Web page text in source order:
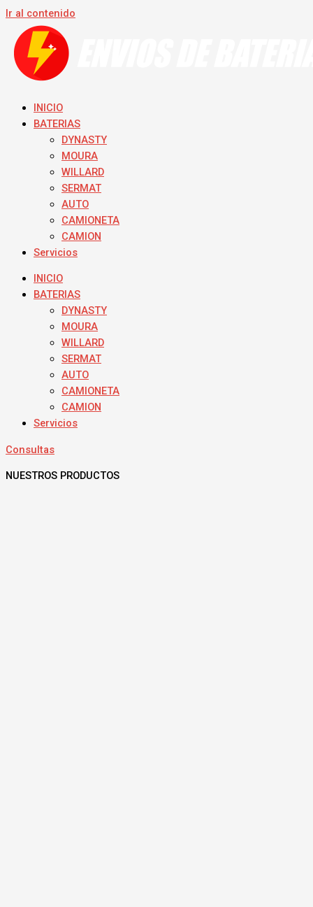
Ir al contenido
INICIO
BATERIAS
DYNASTY
MOURA
WILLARD
SERMAT
AUTO
CAMIONETA
CAMION
Servicios
INICIO
BATERIAS
DYNASTY
MOURA
WILLARD
SERMAT
AUTO
CAMIONETA
CAMION
Servicios
Consultas
NUESTROS PRODUCTOS